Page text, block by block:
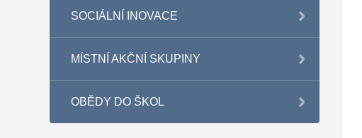
SOCIÁLNÍ INOVACE
MÍSTNÍ AKČNÍ SKUPINY
OBĚDY DO ŠKOL